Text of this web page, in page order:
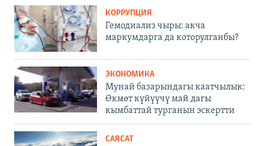
КОРРУПЦИЯ
Гемодиализ чыры: акча
маркумдарга да которулганбы?
ЭКОНОМИКА
Мунай базарындагы каатчылык:
Өкмөт күйүүчү май дагы
кымбаттай турганын эскертти
САЯСАТ